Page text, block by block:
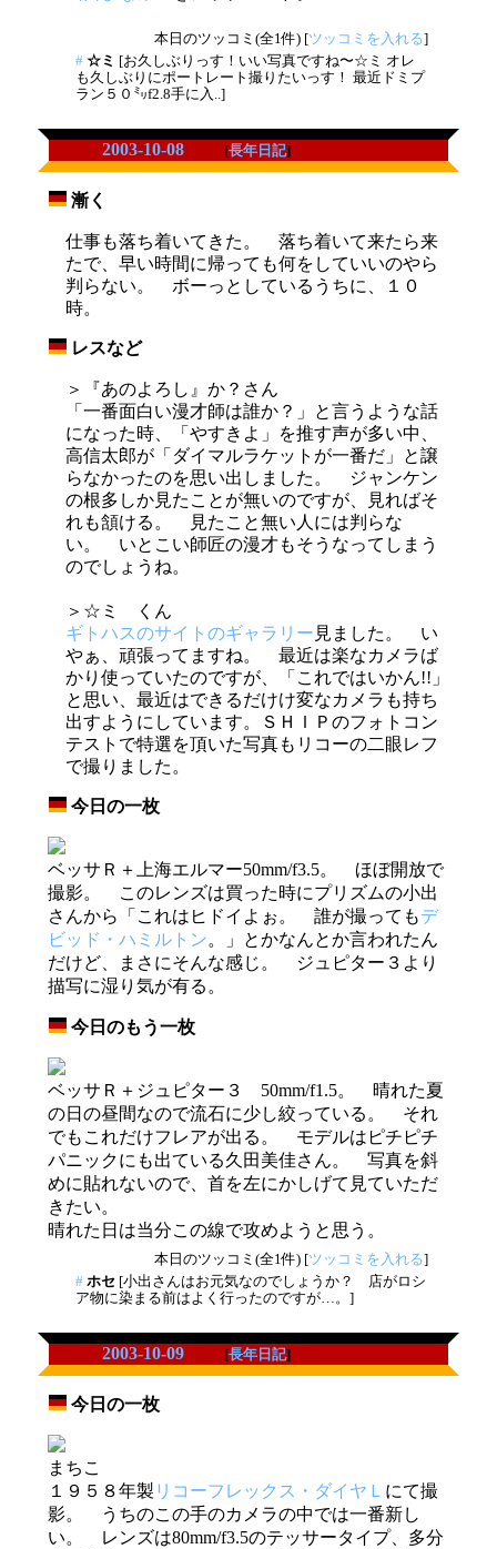
本日のツッコミ(全1件) [ツッコミを入れる]
# ☆ミ [お久しぶりっす！いい写真ですね〜☆ミ オレ
も久しぶりにポートレート撮りたいっす！ 最近ドミプ
ラン５０㍉f2.8手に入..]
2003-10-08 [長年日記]
漸く
仕事も落ち着いてきた。 落ち着いて来たら来
たで、早い時間に帰っても何をしていいのやら
判らない。 ボーっとしているうちに、１０
時。
レスなど
＞『あのよろし』か？さん
「一番面白い漫才師は誰か？」と言うような話
になった時、「やすきよ」を推す声が多い中、
高信太郎が「ダイマルラケットが一番だ」と譲
らなかったのを思い出しました。 ジャンケン
の根多しか見たことが無いのですが、見ればそ
れも頷ける。 見たこと無い人には判らな
い。 いとこい師匠の漫才もそうなってしまう
のでしょうね。
＞☆ミ くん
ギトハスのサイトのギャラリー 見ました。 い
やぁ、頑張ってますね。 最近は楽なカメラば
かり使っていたのですが、「これではいかん!!」
と思い、最近はできるだけけ変なカメラも持ち
出すようにしています。ＳＨＩＰのフォトコン
テストで特選を頂いた写真もリコーの二眼レフ
で撮りました。
今日の一枚
ベッサＲ＋上海エルマー50mm/f3.5。 ほぼ開放で
撮影。 このレンズは買った時にプリズムの小出
さんから「これはヒドイよぉ。 誰が撮ってもデ
ビッド・ハミルトン。」とかなんとか言われたん
だけど、まさにそんな感じ。 ジュピター３より
描写に湿り気が有る。
今日のもう一枚
ベッサＲ＋ジュピター３ 50mm/f1.5。 晴れた夏
の日の昼間なので流石に少し絞っている。 それ
でもこれだけフレアが出る。 モデルはピチピチ
パニックにも出ている久田美佳さん。 写真を斜
めに貼れないので、首を左にかしげて見ていただ
きたい。
晴れた日は当分この線で攻めようと思う。
本日のツッコミ(全1件) [ツッコミを入れる]
# ホセ [小出さんはお元気なのでしょうか？ 店がロシ
ア物に染まる前はよく行ったのですが…。]
2003-10-09 [長年日記]
今日の一枚
まちこ
１９５８年製 リコーフレックス・ダイヤＬ にて撮
影。 うちのこの手のカメラの中では一番新し
い。 レンズは80mm/f3.5のテッサータイプ、多分